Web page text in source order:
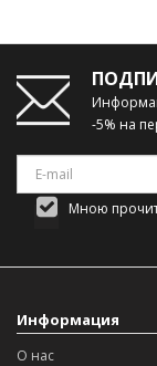
-5% на
Мною
Информация
О нас